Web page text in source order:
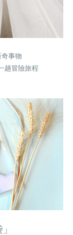
事物
趟冒險旅程
事物
趟冒險旅程
事物
趟冒險旅程